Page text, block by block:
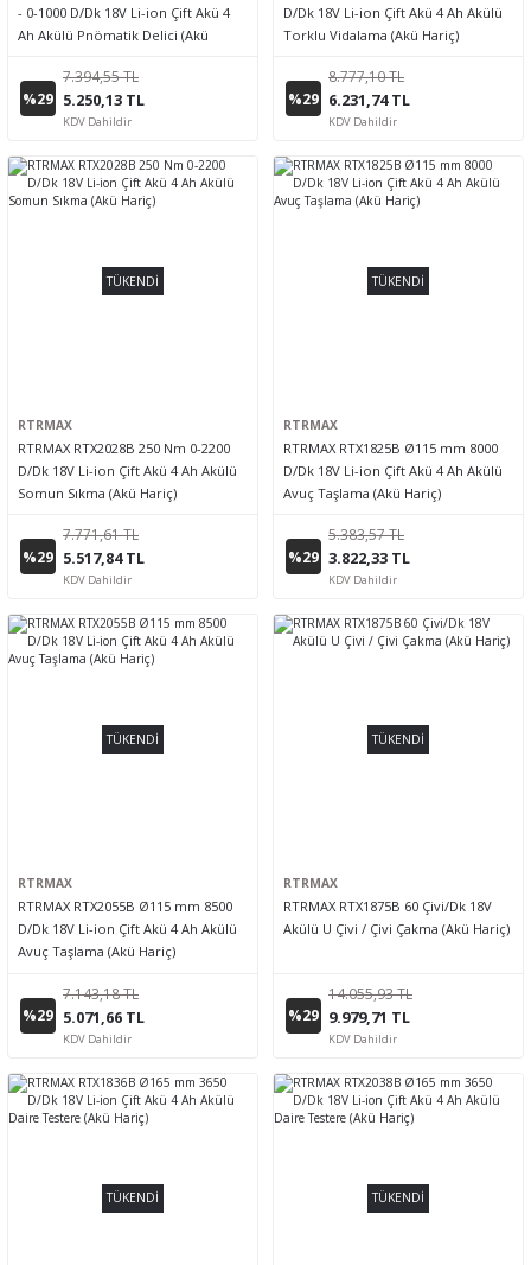
- 0-1000 D/Dk 18V Li-ion Çift Akü 4
Ah Akülü Pnömatik Delici (Akü
%29
7.394,55 TL
5.250,13 TL
KDV Dahildir
D/Dk 18V Li-ion Çift Akü 4 Ah Akülü
Torklu Vidalama (Akü Hariç)
%29
8.777,10 TL
6.231,74 TL
KDV Dahildir
TÜKENDİ
RTRMAX
RTRMAX RTX2028B 250 Nm 0-2200
D/Dk 18V Li-ion Çift Akü 4 Ah Akülü
Somun Sıkma (Akü Hariç)
%29
7.771,61 TL
5.517,84 TL
KDV Dahildir
TÜKENDİ
RTRMAX
RTRMAX RTX1825B Ø115 mm 8000
D/Dk 18V Li-ion Çift Akü 4 Ah Akülü
Avuç Taşlama (Akü Hariç)
%29
5.383,57 TL
3.822,33 TL
KDV Dahildir
TÜKENDİ
RTRMAX
RTRMAX RTX2055B Ø115 mm 8500
D/Dk 18V Li-ion Çift Akü 4 Ah Akülü
Avuç Taşlama (Akü Hariç)
%29
7.143,18 TL
5.071,66 TL
KDV Dahildir
TÜKENDİ
RTRMAX
RTRMAX RTX1875B 60 Çivi/Dk 18V
Akülü U Çivi / Çivi Çakma (Akü Hariç)
%29
14.055,93 TL
9.979,71 TL
KDV Dahildir
TÜKENDİ TÜKENDİ